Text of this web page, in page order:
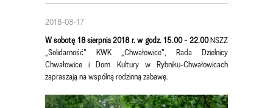
2018-08-17
W sobotę 18 sierpnia 2018 r. w godz. 15.00 - 22.00NSZZ
„Solidarność” KWK „Chwałowice”, Rada Dzielnicy
Chwałowice i Dom Kultury w Rybniku-Chwałowicach
zapraszają na wspólną rodzinną zabawę.